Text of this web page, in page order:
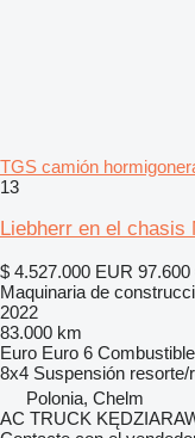
TGS camión
13
Liebherr en el chasis
$ 4.527.000 EUR 97.600
Maquinaria de
2022
83.000 km
Euro Euro 6 Combustible
8x4 Suspensión resorte/
Polonia, Chelm
AC TRUCK